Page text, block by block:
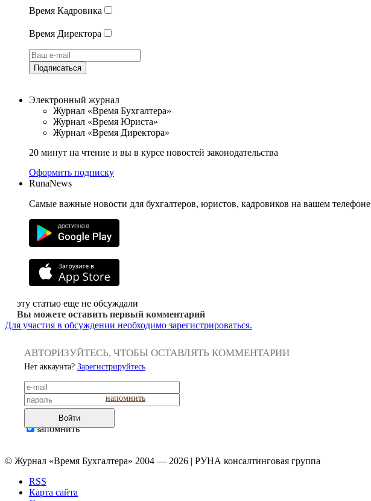
Время Кадровика
Время Директора
Подписаться
Электронный журнал
Журнал «Время Бухгалтера»
Журнал «Время Юриста»
Журнал «Время Директора»
20 минут на чтение и вы в курсе новостей законодательства
Оформить подписку
RunaNews
Самые важные новости для бухгалтеров, юристов, кадровиков на вашем телефоне
эту статью еще не обсуждали
Вы можете оставить первый комментарий
Для участия в обсуждении необходимо зарегистрироваться.
АВТОРИЗУЙТЕСЬ, ЧТОБЫ ОСТАВЛЯТЬ КОММЕНТАРИИ
Нет аккаунта? Зарегистрируйтесь
напомнить
Войти
запомнить
© Журнал «Время Бухгалтера» 2004 — 2026 | РУНА консалтинговая группа
RSS
Карта сайта